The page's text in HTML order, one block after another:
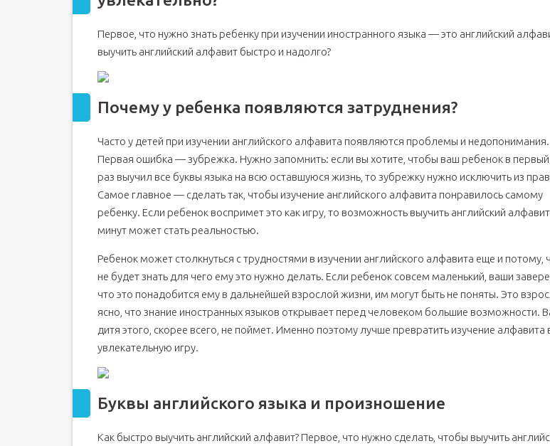
Учим английский алфавит при помощи ярких карточек
Различные игры на запоминание алфавита
Английский алфавит для детей — Как выучить алфавит быстро и увлекательно
Английский алфавит для детей с транскрипцией и русским произношением
Интересные факты об английском алфавите
Как учить алфавит с детьми
Различные игры на запоминание алфавита
Сколько букв в английском алфавите?
Особенности некоторых букв английского алфавита.
Песенка ABC-song
Учим английский алфавит для детей по карточкам
Учим английскую азбуку играя
Первое, что нужно знать ребенку при изучении иностранного языка — это английский
выучить английский алфавит быстро и надолго?
Почему у ребенка появляются затруднения?
Часто у детей при изучении английского алфавита появляются проблемы и недопонимания.
Первая ошибка — зубрежка. Нужно запомнить: если вы хотите, чтобы ваш ребенок в
раз выучил все буквы языка на всю оставшуюся жизнь, то зубрежку нужно исключить из
Самое главное — сделать так, чтобы изучение английского алфавита понравилось самому
ребенку. Если ребенок воспримет это как игру, то возможность выучить английский алфавит
минут может стать реальностью.
Ребенок может столкнуться с трудностями в изучении английского алфавита еще и потому,
не будет знать для чего ему это нужно делать. Если ребенок совсем маленький, ваши
что это понадобится ему в дальнейшей взрослой жизни, им могут быть не поняты. Это
ясно, что знание иностранных языков открывает перед человеком большие возможности.
дитя этого, скорее всего, не поймет. Именно поэтому лучше превратить изучение алфавита
увлекательную игру.
Буквы английского языка и произношение
Как быстро выучить английский алфавит? Первое, что нужно сделать, чтобы выучить